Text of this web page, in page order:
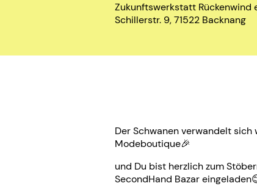
Zukunftswerkstatt Rückenwind
Schillerstr. 9, 71522 Backnang
Der Schwanen verwandelt
Modeboutique🎉
und Du bist herzlich zum
SecondHand Bazar